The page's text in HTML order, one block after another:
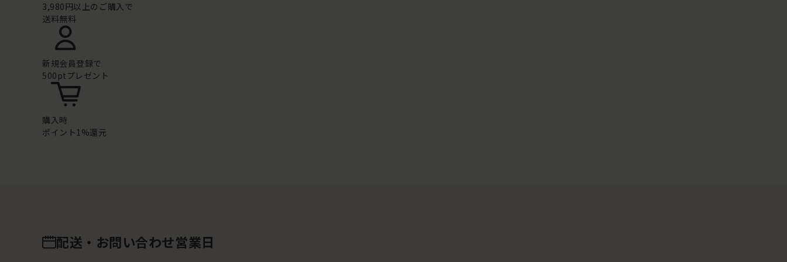
3,980円以上のご購入で
送料無料
新規会員登録で
500ptプレゼント
購入時
ポイント1%還元
配送・お問い合わせ営業日